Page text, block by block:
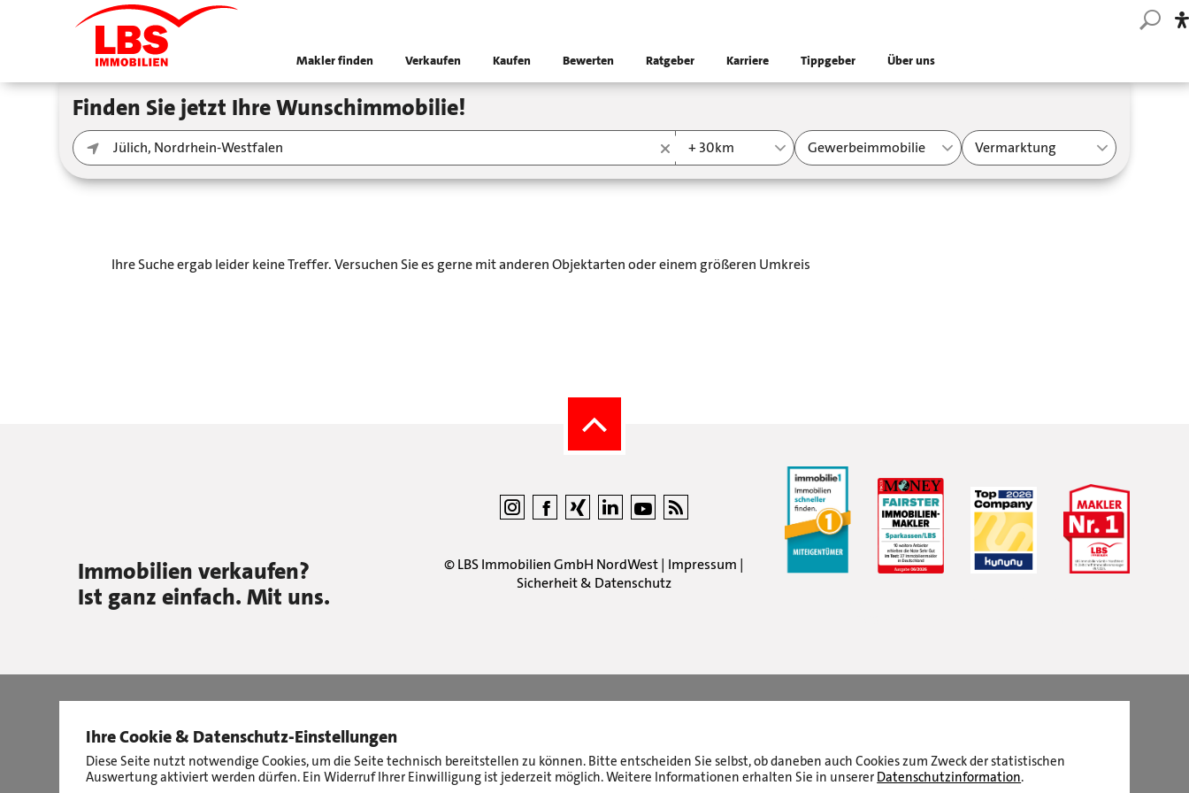
Makler finden Verkaufen Kaufen Bewerten Ratgeber Karriere Tippgeber Über uns
Finden Sie jetzt Ihre Wunschimmobilie!
+ 30km Gewerbeimmobilie Vermarktung
Ihre Suche ergab leider keine Treffer. Versuchen Sie es gerne mit anderen Objektarten oder einem größeren Umkreis
Immobilien verkaufen?
Ist ganz einfach. Mit uns.
©LBS Immobilien GmbH NordWest| Impressum |
Sicherheit & Datenschutz
Ihre Cookie & Datenschutz-Einstellungen
Diese Seite nutzt notwendige Cookies, um die Seite technisch bereitstellen zu können. Bitte entscheiden Sie selbst, ob daneben auch Cookies zum Zweck der statistischen
Auswertung aktiviert werden dürfen. Ein Widerruf Ihrer Einwilligung ist jederzeit möglich. Weitere Informationen erhalten Sie in unserer Datenschutzinformation.